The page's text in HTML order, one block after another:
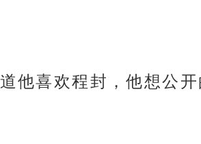
他喜欢程封，他想公开